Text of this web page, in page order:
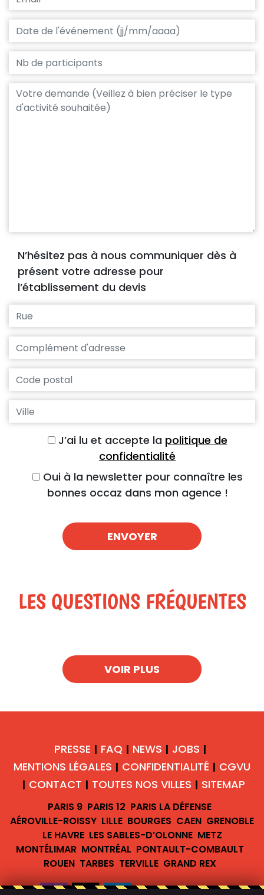
Date de l'événement
N’hésitez pas à nous communiquer dès à
présent votre adresse pour
l’établissement du devis
J’ai lu et accepte la politique de
confidentialité
Oui à la newsletter pour connaître les
bonnes occaz dans mon agence !
LES QUESTIONS FRÉQUENTES
VOIR PLUS
PRESSE | FAQ | NEWS | JOBS |
MENTIONS LÉGALES | CONFIDENTIALITÉ | CGVU
| CONTACT | TOUTES NOS VILLES | SITEMAP
PARIS 9 PARIS 12 PARIS LA DÉFENSE
AÉROVILLE-ROISSY LILLE BOURGES CAEN GRENOBLE
LE HAVRE LES SABLES-D’OLONNE METZ
MONTÉLIMAR MONTRÉAL PONTAULT-COMBAULT
ROUEN TARBES TERVILLE GRAND REX